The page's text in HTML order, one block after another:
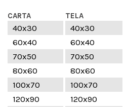
CARTA TELA
40x30
40x30
60x40
60x40
70x50
70x50
80x60
80x60
100x70
100x70
120x90
120x90